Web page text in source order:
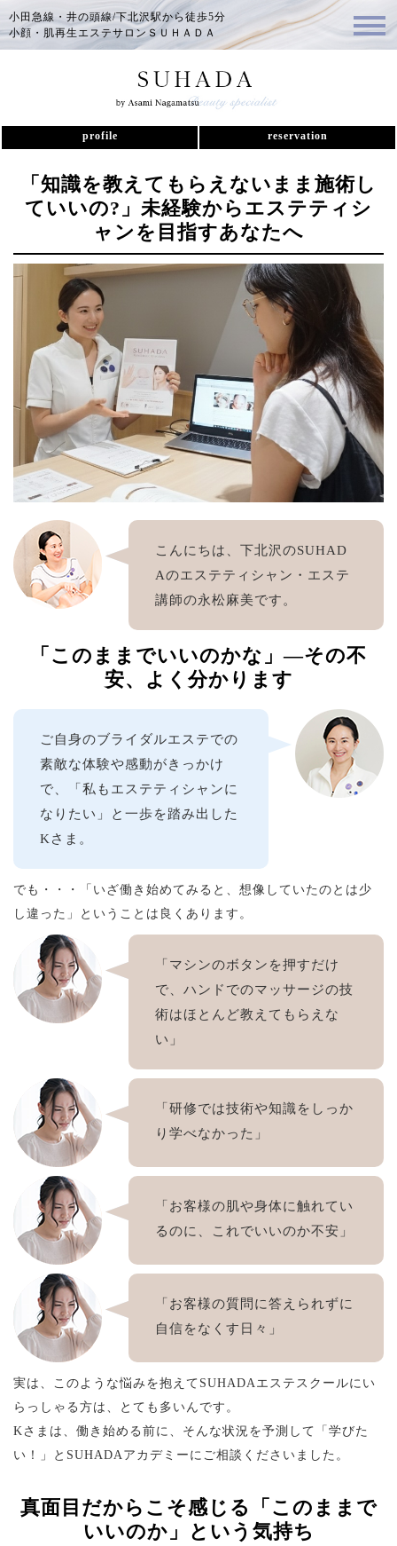
小田急線・井の頭線/下北沢駅から徒歩5分
小顔・肌再生エステサロンＳＵＨＡＤＡ
profile reservation
「知識を教えてもらえないまま施術し
ていいの?」未経験からエステティシ
ャンを目指すあなたへ
こんにちは、下北沢のSUHAD
Aのエステティシャン・エステ
講師の永松麻美です。
「このままでいいのかな」—その不
安、よく分かります
ご自身のブライダルエステでの
素敵な体験や感動がきっかけ
で、「私もエステティシャンに
なりたい」と一歩を踏み出した
Kさま。
でも・・・「いざ働き始めてみると、想像していたのとは少
し違った」ということは良くあります。
「マシンのボタンを押すだけ
で、ハンドでのマッサージの技
術はほとんど教えてもらえな
い」
「研修では技術や知識をしっか
り学べなかった」
「お客様の肌や身体に触れてい
るのに、これでいいのか不安」
「お客様の質問に答えられずに
自信をなくす日々」
実は、このような悩みを抱えてSUHADAエステスクールにい
らっしゃる方は、とても多いんです。
Kさまは、働き始める前に、そんな状況を予測して「学びた
い！」とSUHADAアカデミーにご相談くださいました。
真面目だからこそ感じる「このままで
いいのか」という気持ち